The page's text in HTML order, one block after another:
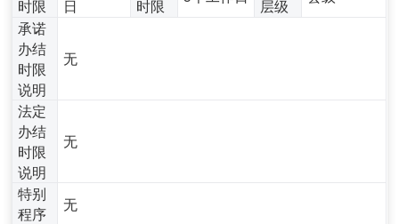
时限
日
时限
层级
承诺
办结
时限
说明
无
法定
办结
时限
说明
无
特别
程序
无